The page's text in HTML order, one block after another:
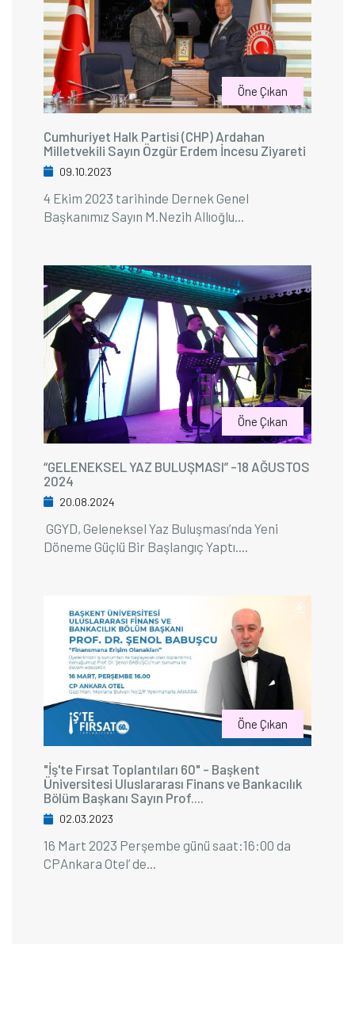
Öne Çıkan
Cumhuriyet Halk Partisi (CHP) Ardahan
Milletvekili Sayın Özgür Erdem İncesu Ziyareti
09.10.2023
4 Ekim 2023 tarihinde Dernek Genel
Başkanımız Sayın M.Nezih Allıoğlu...
Öne Çıkan
“GELENEKSEL YAZ BULUŞMASI” -18 AĞUSTOS
2024
20.08.2024
GGYD, Geleneksel Yaz Buluşması’nda Yeni
Döneme Güçlü Bir Başlangıç Yaptı....
Öne Çıkan
"İş'te Fırsat Toplantıları 60" - Başkent
Üniversitesi Uluslararası Finans ve Bankacılık
Bölüm Başkanı Sayın Prof....
02.03.2023
16 Mart 2023 Perşembe günü saat:16:00 da
CPAnkara Otel’ de...